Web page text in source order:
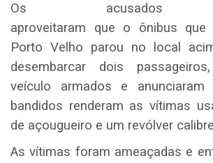
Os acusados
aproveitaram que o ônibus que
Porto Velho parou no local
desembarcar dois
veículo armados e
bandidos renderam as vítimas
de açougueiro e um revólver
As vítimas foram ameaçadas e